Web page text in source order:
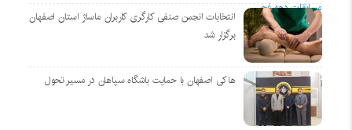
انتخابات انجمن صنفی کارگری کاربران ماساژ استان اصفهان
برگزار شد
هاکی اصفهان با حمایت باشگاه سپاهان در مسیر تحول